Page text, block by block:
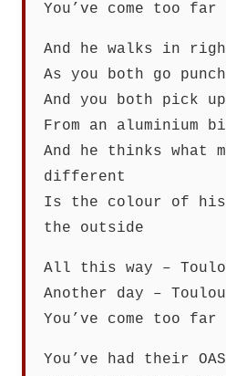
You’ve come too far
And he walks in
As you both go
And you both pick
From an aluminium
And he thinks what
different
Is the colour of
the outside
All this way –
Another day –
You’ve come too far
You’ve had their OAS